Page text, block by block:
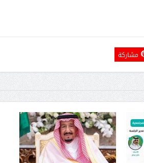
مشاركة
مسابقة المشيقح تعلن فرسان
النسخة الخامسة